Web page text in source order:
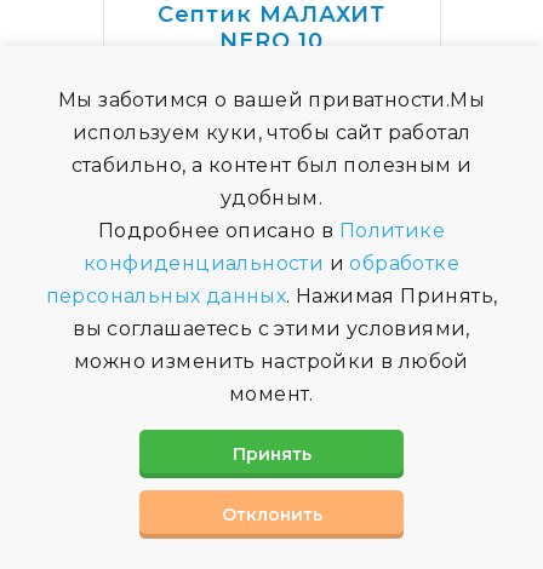
Септик МАЛАХИТ
NERO 10
240000₽
Подробнее
Мы заботимся о вашей приватности.Мы
используем куки, чтобы сайт работал
стабильно, а контент был полезным и
удобным.
Подробнее описано в Политике
конфиденциальности иобработке
персональных данных. Нажимая Принять,
вы соглашаетесь с этими условиями,
можно изменить настройки в любой
момент.
Принять
Отклонить